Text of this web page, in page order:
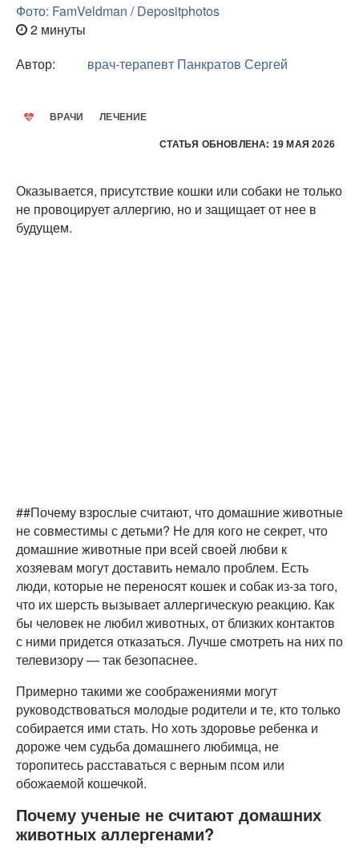
Фото: FamVeldman / Depositphotos
2 минуты
Автор:
врач-терапевт Панкратов Сергей
ВРАЧИ ЛЕЧЕНИЕ
СТАТЬЯ ОБНОВЛЕНА: 19 МАЯ 2026
Оказывается, присутствие кошки или собаки не только
не провоцирует аллергию, но и защищает от нее в
будущем.
##Почему взрослые считают, что домашние животные
не совместимы с детьми? Не для кого не секрет, что
домашние животные при всей своей любви к
хозяевам могут доставить немало проблем. Есть
люди, которые не переносят кошек и собак из-за того,
что их шерсть вызывает аллергическую реакцию. Как
бы человек не любил животных, от близких контактов
с ними придется отказаться. Лучше смотреть на них по
телевизору — так безопаснее.
Примерно такими же соображениями могут
руководствоваться молодые родители и те, кто только
собирается ими стать. Но хоть здоровье ребенка и
дороже чем судьба домашнего любимца, не
торопитесь расставаться с верным псом или
обожаемой кошечкой.
Почему ученые не считают домашних
животных аллергенами?